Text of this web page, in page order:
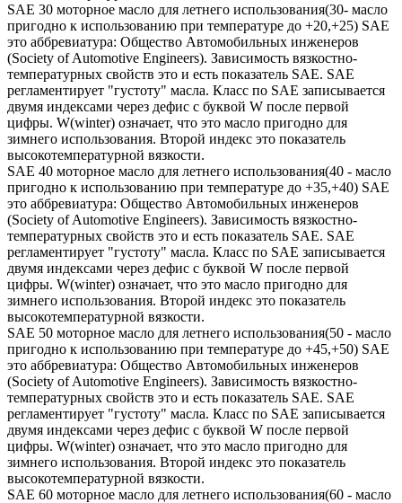
SAE 30 моторное масло для летнего использования(30- масло
пригодно к использованию при температуре до +20,+25) SAE
это аббревиатура: Общество Автомобильных инженеров
(Society of Automotive Engineers). Зависимость вязкостно-
температурных свойств это и есть показатель SAE. SAE
регламентирует "густоту" масла. Класс по SAE записывается
двумя индексами через дефис с буквой W после первой
цифры. W(winter) означает, что это масло пригодно для
зимнего использования. Второй индекс это показатель
высокотемпературной вязкости.
SAE 40 моторное масло для летнего использования(40 - масло
пригодно к использованию при температуре до +35,+40) SAE
это аббревиатура: Общество Автомобильных инженеров
(Society of Automotive Engineers). Зависимость вязкостно-
температурных свойств это и есть показатель SAE. SAE
регламентирует "густоту" масла. Класс по SAE записывается
двумя индексами через дефис с буквой W после первой
цифры. W(winter) означает, что это масло пригодно для
зимнего использования. Второй индекс это показатель
высокотемпературной вязкости.
SAE 50 моторное масло для летнего использования(50 - масло
пригодно к использованию при температуре до +45,+50) SAE
это аббревиатура: Общество Автомобильных инженеров
(Society of Automotive Engineers). Зависимость вязкостно-
температурных свойств это и есть показатель SAE. SAE
регламентирует "густоту" масла. Класс по SAE записывается
двумя индексами через дефис с буквой W после первой
цифры. W(winter) означает, что это масло пригодно для
зимнего использования. Второй индекс это показатель
высокотемпературной вязкости.
SAE 60 моторное масло для летнего использования(60 - масло